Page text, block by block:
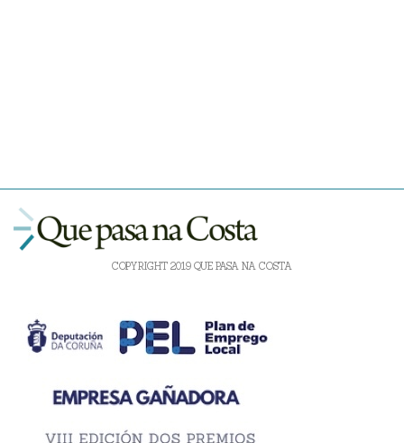
COPYRIGHT 2019 QUE PASA NA COSTA